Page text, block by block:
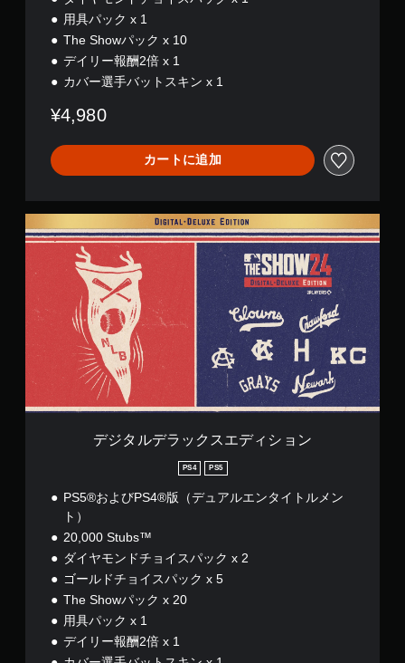
用具パック x 1
The Showパック x 10
デイリー報酬2倍 x 1
カバー選手バットスキン x 1
¥4,980
カートに追加
ジ
ル
デ
シ
デジタルデラックスエディション
PS4 PS5
PS5®およびPS4®版（デュアルエンタイトルメン
ト）
20,000 Stubs™
ダイヤモンドチョイスパック x 2
ゴールドチョイスパック x 5
The Showパック x 20
用具パック x 1
デイリー報酬2倍 x 1